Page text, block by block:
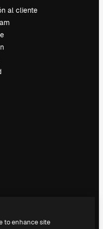
al cliente
to enhance site